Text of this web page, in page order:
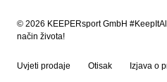
© 2026 KEEPERsport GmbH
način života!
Uvjeti prodaje Otisak Izjava o